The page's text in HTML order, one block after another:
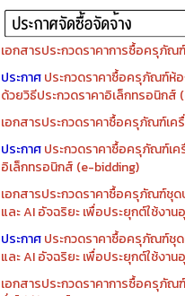
แผนการจัดซื้อครุภัณฑ์ปีงบประมา
แผนการจัดซื้อครุภัณฑ์ปีงบประมา
เอกสารประกวดราคาการซื้อครุภั
ประกาศประกวดราคาซื้อครุภัณฑ์ห้
ด้วยวิธีประกวดราคาอิเล็กทรอนิกส์
เอกสารประกวดราคาซื้อครุภัณฑ์เ
ประกาศประกวดราคาซื้อครุภัณฑ์เ
อิเล็กทรอนิกส์ (e-bidding)
เอกสารประกวดราคาซื้อครุภัณฑ์ชุ
และ AI อัจฉริยะ เพื่อประยุกต์ใช้งา